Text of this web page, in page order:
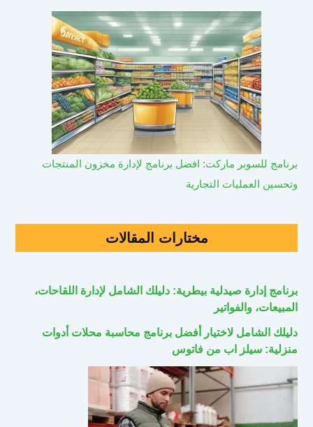
برنامج للسوبر ماركت: افضل برنامج لإدارة مخزون المنتجات
وتحسين العمليات التجارية
مختارات المقالات
برنامج إدارة صيدلية بيطرية: دليلك الشامل لإدارة اللقاحات،
المبيعات، والفواتير
دليلك الشامل لاختيار أفضل برنامج محاسبة محلات أدوات
منزلية: سيلز اب من فاتوس